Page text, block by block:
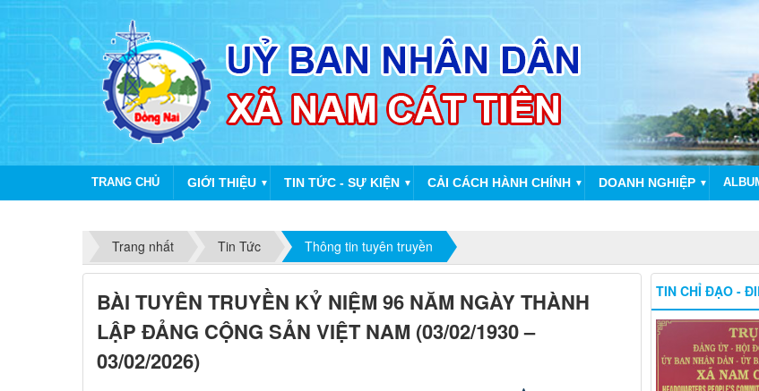
TRANG CHỦ GIỚI THIỆU ▼ TIN TỨC - SỰ KIỆN ▼ CẢI CÁCH HÀNH CHÍNH ▼ DOANH NGHIỆP ▼
Trang nhất
Tin Tức Thông tin tuyên truyền
BÀI TUYÊN TRUYỀN KỶ NIỆM 96 NĂM NGÀY THÀNH
LẬP ĐẢNG CỘNG SẢN VIỆT NAM (03/02/1930 –
03/02/2026)
TIN CHỈ ĐẠO -